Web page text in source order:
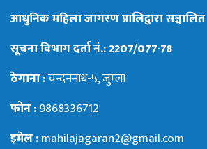
आधुनिक महिला जागरण प्रालिद्वारा सञ्चालित
सूचना विभाग दर्ता नं.: 2207/077-78
ठेगाना :चन्दननाथ-५, जुम्ला
फोन :9868336712
इमेल :mahilajagaran2@gmail.com